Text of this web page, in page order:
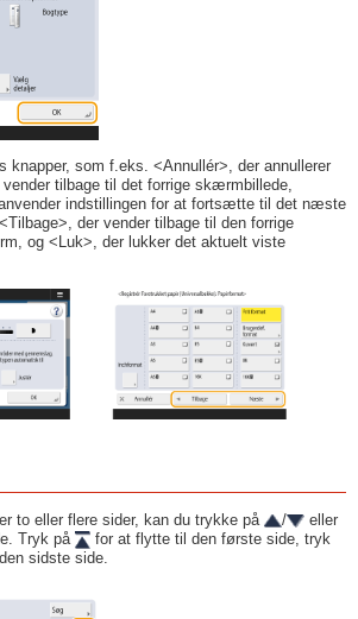
knapper, som f.eks. <Annullér>, der annullerer
tilbage til det forrige skærmbillede,
indstillingen for at fortsætte til det næste
der vender tilbage til den forrige
og <Luk>, der lukker det aktuelt viste
to eller flere sider, kan du trykke på /
eller
Tryk på
for at flytte til den første side, tryk
sidste side.